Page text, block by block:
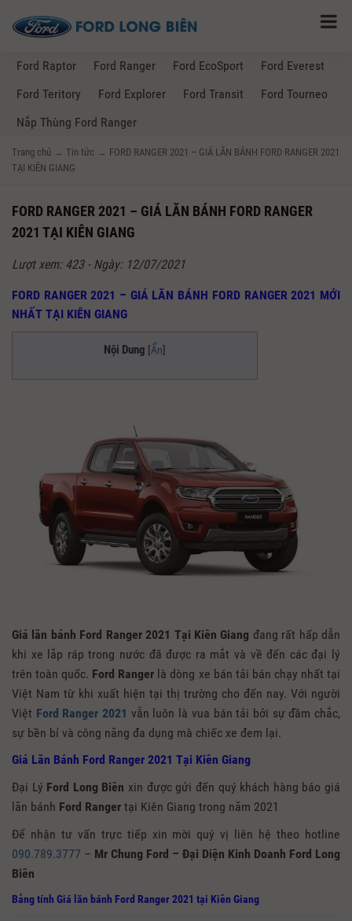
Ford Raptor Ford Ranger Ford EcoSport
Ford Everest
Ford Teritory
Ford Explorer Ford Transit
Ford Tourneo
Nắp Thùng Ford Ranger
Trang chủ → Tin tức → FORD RANGER 2021 – GIÁ LĂN BÁNH FORD RANGER 2021
TẠI KIÊN GIANG
FORD RANGER 2021 – GIÁ LĂN BÁNH FORD RANGER
2021 TẠI KIÊN GIANG
Lượt xem: 423 - Ngày: 12/07/2021
FORD RANGER 2021 – GIÁ LĂN BÁNH FORD RANGER 2021 MỚI
NHẤT TẠI KIÊN GIANG
Nội Dung [Ẩn]
Giá lăn bánh Ford Ranger 2021 Tại Kiên Giang đang rất hấp dẫn
khi xe lắp ráp trong nước đã được ra mắt và về đến các đại lý
trên toàn quốc. Ford Ranger là dòng xe bán tải bán chạy nhất tại
Việt Nam từ khi xuất hiện tại thị trường cho đến nay. Với người
Việt Ford Ranger 2021 vẫn luôn là vua bán tải bởi sự đầm chắc,
sự bền bỉ và công năng đa dụng mà chiếc xe đem lại.
Giá Lăn Bánh Ford Ranger 2021 Tại Kiên Giang
Đại Lý Ford Long Biên xin được gửi đến quý khách hàng báo giá
lăn bánh Ford Ranger tại Kiên Giang trong năm 2021
Để nhận tư vấn trực tiếp xin mời quý vị liên hệ theo hotline
090.789.3777 – Mr Chung Ford – Đại Diện Kinh Doanh Ford Long
Biên
Bảng tính Giá lăn bánh Ford Ranger 2021 tại Kiên Giang